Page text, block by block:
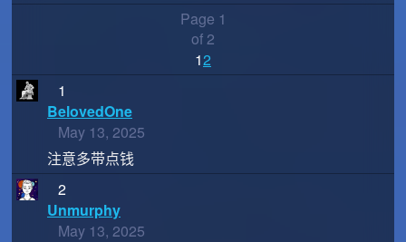
Page 1
of 2
12
1
BelovedOne
May 13, 2025
注意多带点钱
2
Unmurphy
May 13, 2025